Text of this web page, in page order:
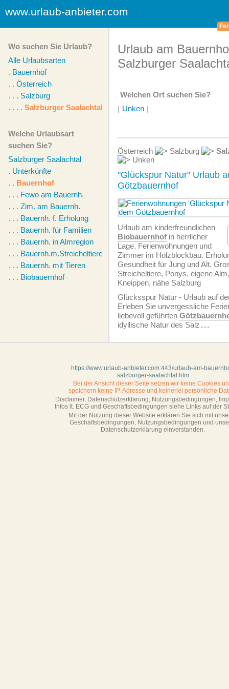
www.urlaub-anbieter.com
Wo suchen Sie Urlaub?
Alle Urlaubsarten
. Bauernhof
. . Österreich
. . . Salzburg
. . . . Salzburger Saalachtal
Welche Urlaubsart
suchen Sie?
Salzburger Saalachtal
. Unterkünfte
. . Bauernhof
. . . Fewo am Bauernh.
. . . Zim. am Bauernh.
. . . Bauernh. f. Erholung
. . . Bauernh. für Familien
. . . Bauernh. in Almregion
. . . Bauernh.m.Streicheltieren
. . . Bauernh. mit Tieren
. . . Biobauernhof
Urlaub am
Salzburger
Welchen Ort suchen Sie?
| Unken |
Österreich Salzburg
Unken
"Glückspur Natur" Urlaub
Götzbauernhof
Urlaub am kinderfreundlichen
Biobauernhof in herrlicher
Lage. Ferien­wohnungen und
Zimmer im Holzblockbau.
Gesundheit für Jung und Alt.
Streicheltiere, Ponys, eigene
Kneippen, nähe Salzburg
Glücksspur Natur - Urlaub auf
Erleben Sie unvergessliche
liebevoll geführten
idyllische Natur des Salz ...
https://www.urlaub-anbieter.com:443/urlaub-am-
salzburger-saalachtal.htm
Bei der Ansicht dieser Seite setzen wir keine Cookies
speichern keine IP-Adresse und keinerlei persönliche
Disclaimer, Datenschutzerklärung, Nutzungsbedingungen,
Infos lt. ECG und Geschäftsbedingungen siehe Links auf der
Mit der Nutzung dieser Website erklären Sie sich mit
Geschäftsbedin­gungen, Nutzungsbedingungen und
Datenschutzerklärung einverstanden.